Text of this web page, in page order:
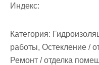
Индекс:
Категория:
работы, Остекление /
Ремонт / отделка